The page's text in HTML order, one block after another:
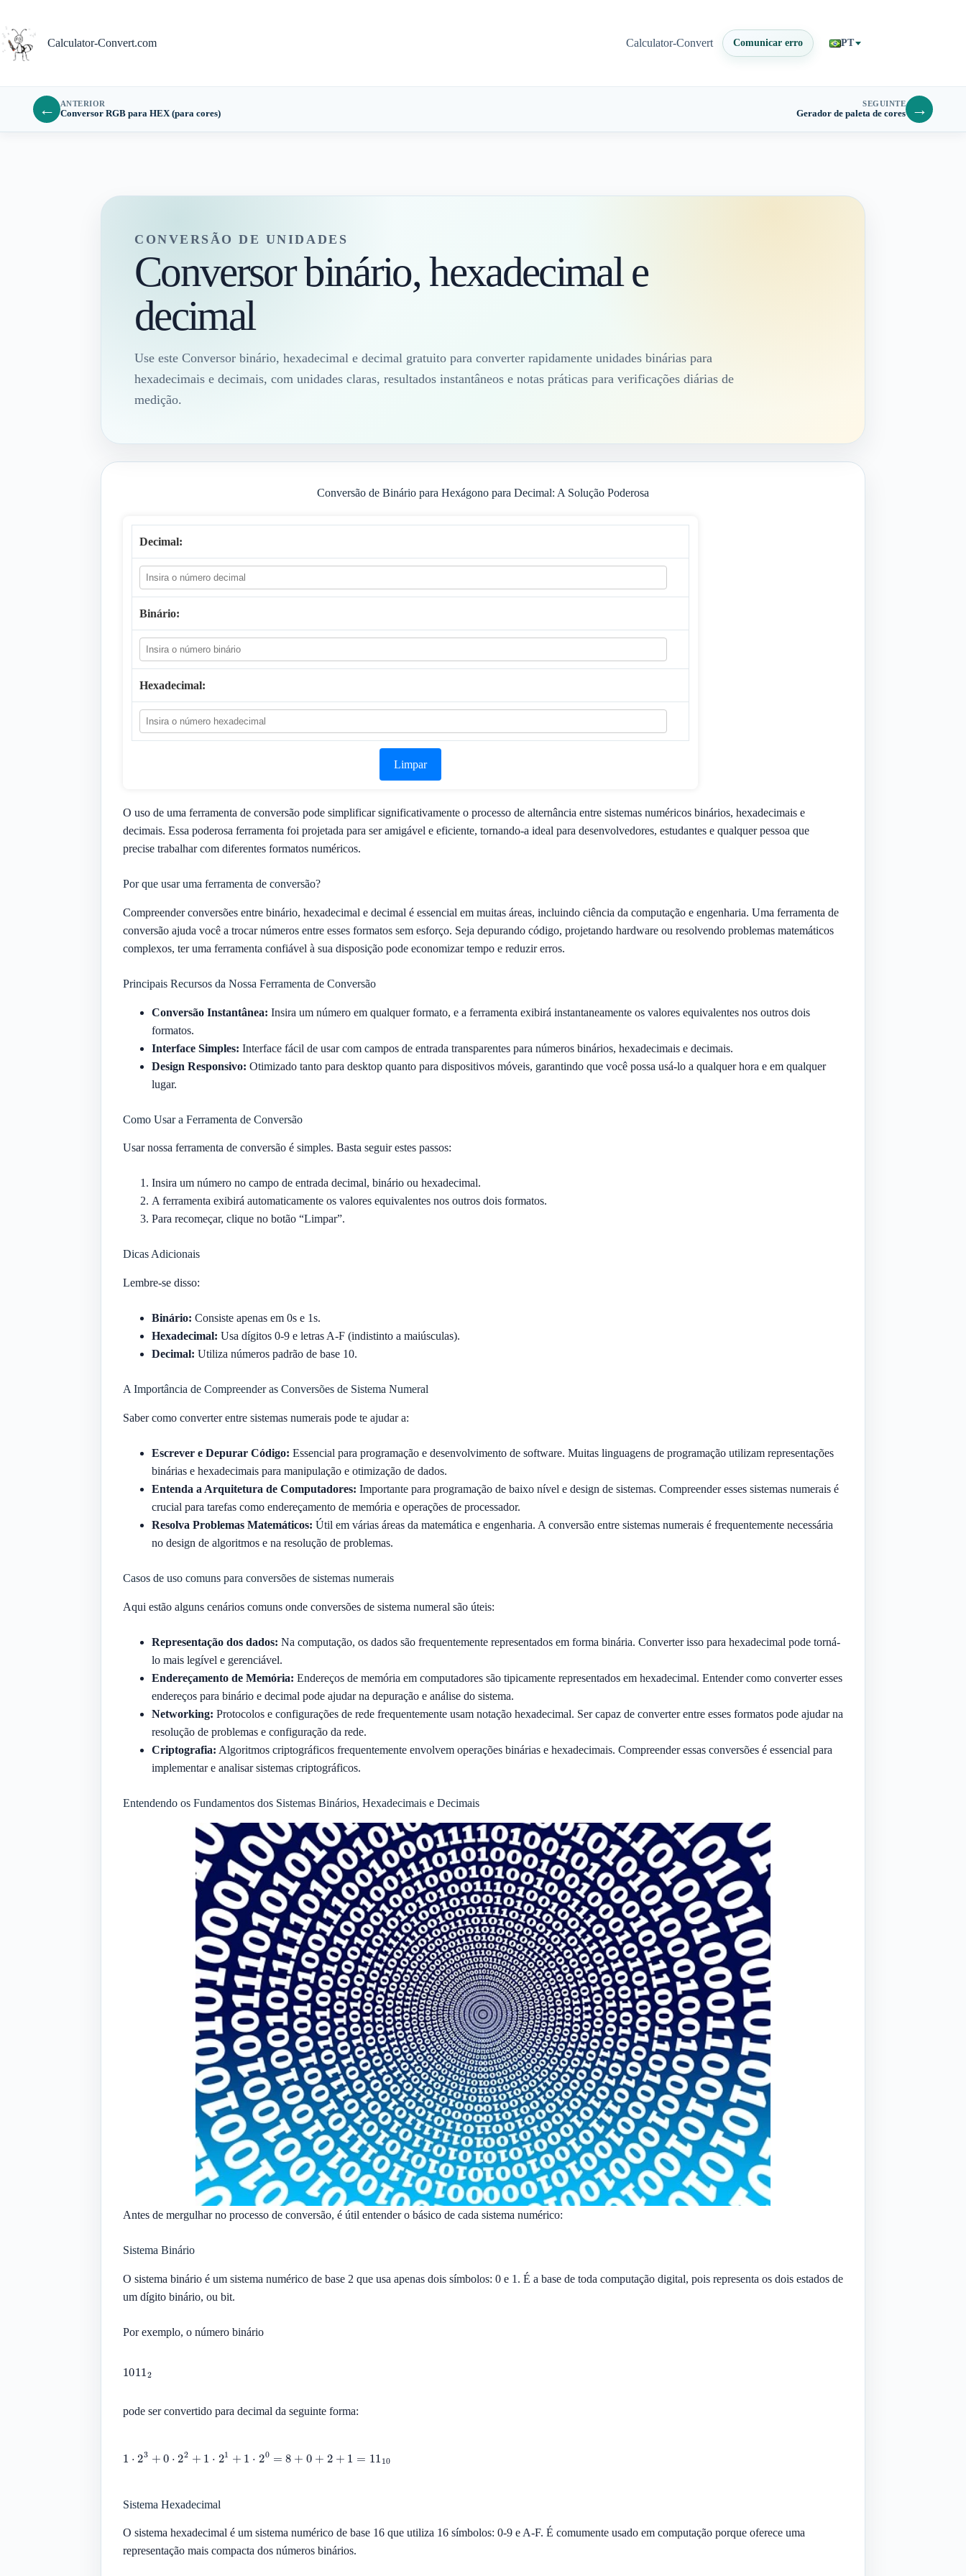
o
conteúdo
Calculator-Convert.com Calculator-Convert Comunicar erro PT
← ANTERIOR
Conversor RGB para HEX (para cores)
SEGUINTE
Gerador de paleta de cores →
CONVERSÃO DE UNIDADES
Conversor binário, hexadecimal e
decimal
Use este Conversor binário, hexadecimal e decimal gratuito para converter rapidamente unidades binárias para
hexadecimais e decimais, com unidades claras, resultados instantâneos e notas práticas para verificações diárias de
medição.
Conversão de Binário para Hexágono para Decimal: A Solução Poderosa
Decimal:
Binário:
Hexadecimal:
Limpar
O uso de uma ferramenta de conversão pode simplificar significativamente o processo de alternância entre sistemas numéricos binários, hexadecimais e
decimais. Essa poderosa ferramenta foi projetada para ser amigável e eficiente, tornando-a ideal para desenvolvedores, estudantes e qualquer pessoa que
precise trabalhar com diferentes formatos numéricos.
Por que usar uma ferramenta de conversão?
Compreender conversões entre binário, hexadecimal e decimal é essencial em muitas áreas, incluindo ciência da computação e engenharia. Uma ferramenta de
conversão ajuda você a trocar números entre esses formatos sem esforço. Seja depurando código, projetando hardware ou resolvendo problemas matemáticos
complexos, ter uma ferramenta confiável à sua disposição pode economizar tempo e reduzir erros.
Principais Recursos da Nossa Ferramenta de Conversão
Conversão Instantânea: Insira um número em qualquer formato, e a ferramenta exibirá instantaneamente os valores equivalentes nos outros dois
formatos.
Interface Simples: Interface fácil de usar com campos de entrada transparentes para números binários, hexadecimais e decimais.
Design Responsivo: Otimizado tanto para desktop quanto para dispositivos móveis, garantindo que você possa usá-lo a qualquer hora e em qualquer
lugar.
Como Usar a Ferramenta de Conversão
Usar nossa ferramenta de conversão é simples. Basta seguir estes passos:
Insira um número no campo de entrada decimal, binário ou hexadecimal.
A ferramenta exibirá automaticamente os valores equivalentes nos outros dois formatos.
Para recomeçar, clique no botão “Limpar”.
Dicas Adicionais
Lembre-se disso:
Binário: Consiste apenas em 0s e 1s.
Hexadecimal: Usa dígitos 0-9 e letras A-F (indistinto a maiúsculas).
Decimal: Utiliza números padrão de base 10.
A Importância de Compreender as Conversões de Sistema Numeral
Saber como converter entre sistemas numerais pode te ajudar a:
Escrever e Depurar Código: Essencial para programação e desenvolvimento de software. Muitas linguagens de programação utilizam representações
binárias e hexadecimais para manipulação e otimização de dados.
Entenda a Arquitetura de Computadores: Importante para programação de baixo nível e design de sistemas. Compreender esses sistemas numerais é
crucial para tarefas como endereçamento de memória e operações de processador.
Resolva Problemas Matemáticos: Útil em várias áreas da matemática e engenharia. A conversão entre sistemas numerais é frequentemente necessária
no design de algoritmos e na resolução de problemas.
Casos de uso comuns para conversões de sistemas numerais
Aqui estão alguns cenários comuns onde conversões de sistema numeral são úteis:
Representação dos dados: Na computação, os dados são frequentemente representados em forma binária. Converter isso para hexadecimal pode torná-
lo mais legível e gerenciável.
Endereçamento de Memória: Endereços de memória em computadores são tipicamente representados em hexadecimal. Entender como converter esses
endereços para binário e decimal pode ajudar na depuração e análise do sistema.
Networking: Protocolos e configurações de rede frequentemente usam notação hexadecimal. Ser capaz de converter entre esses formatos pode ajudar na
resolução de problemas e configuração da rede.
Criptografia: Algoritmos criptográficos frequentemente envolvem operações binárias e hexadecimais. Compreender essas conversões é essencial para
implementar e analisar sistemas criptográficos.
Entendendo os Fundamentos dos Sistemas Binários, Hexadecimais e Decimais
Antes de mergulhar no processo de conversão, é útil entender o básico de cada sistema numérico:
Sistema Binário
O sistema binário é um sistema numérico de base 2 que usa apenas dois símbolos: 0 e 1. É a base de toda computação digital, pois representa os dois estados de
um dígito binário, ou bit.
Por exemplo, o número binário
pode ser convertido para decimal da seguinte forma:
Sistema Hexadecimal
O sistema hexadecimal é um sistema numérico de base 16 que utiliza 16 símbolos: 0-9 e A-F. É comumente usado em computação porque oferece uma
representação mais compacta dos números binários.